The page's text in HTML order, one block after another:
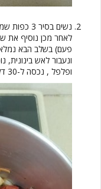
פעם) בשלב הבא
ונעבור לאש
ופלפל , נכסה ל-30 דקות על אש בינונית